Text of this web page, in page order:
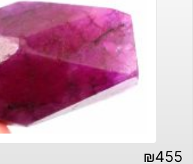
₪455